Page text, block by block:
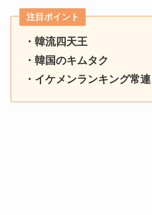
注目ポイント
・韓流四天王
・韓国のキムタク
・イケメンランキング常連